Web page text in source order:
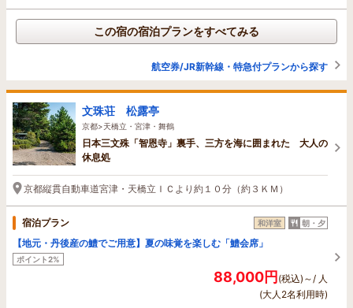
この宿の宿泊プランをすべてみる
航空券/JR新幹線・特急付プランから探す
文珠荘 松露亭
京都>天橋立・宮津・舞鶴
日本三文殊「智恩寺」裏手、三方を海に囲まれた 大人の
休息処
京都縦貫自動車道宮津・天橋立ＩＣより約１０分（約３ＫＭ）
宿泊プラン 和洋室 朝・夕
【地元・丹後産の鱧でご用意】夏の味覚を楽しむ「鱧会席」
ポイント2%
88,000円(税込)～/ 人
(大人2名利用時)